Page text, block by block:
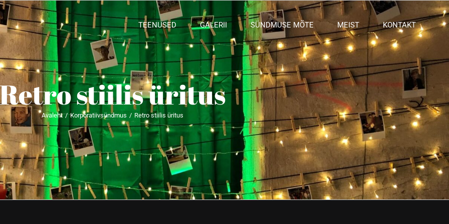
TEENUSED GALERII SÜNDMUSE MÕTE MEIST KONTAKT
stiilis üritus
Avaleht / Korporatiivsündmus / Retro stiilis üritus